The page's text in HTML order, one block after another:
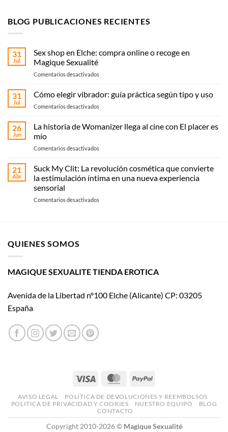
BLOG PUBLICACIONES RECIENTES
31
Jul
Sex shop en Elche: compra online o recoge en
Magique Sexualité
Comentarios desactivadosen
shop
Elche:
online
en
Sexualité
31
Jul
Cómo elegir vibrador: guía práctica según tipo y uso
Comentarios desactivadosen
elegir
práctica
tipo
26
Jun
La historia de Womanizer llega al cine con El placer es
mío
Comentarios desactivadosen
historia
Womanizer
al
21
Abr
Suck My Clit: La revolución cosmética que convierte
la estimulación íntima en una nueva experiencia
sensorial
Comentarios desactivadosen
convierte
íntima
QUIENES SOMOS
MAGIQUE SEXUALITE TIENDA EROTICA
Avenida de la Libertad nº100 Elche (Alicante) CP: 03205
España
Visa MasterCardPayPal
AVISO LEGAL
POLÍTICA DE DEVOLUCIONES Y REEMBOLSOS
POLITICA DE PRIVACIDAD Y COOKIES
NUESTRO EQUIPO
BLOG
CONTACTO
Copyright 2010-2026 © Magique Sexualité